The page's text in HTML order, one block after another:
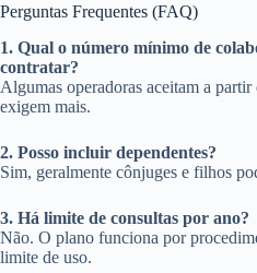
Perguntas Frequentes (FAQ)
1. Qual o número mínimo de
contratar?
Algumas operadoras aceitam a
exigem mais.
2. Posso incluir dependentes?
Sim, geralmente cônjuges e filhos
3. Há limite de consultas por ano?
Não. O plano funciona por
limite de uso.